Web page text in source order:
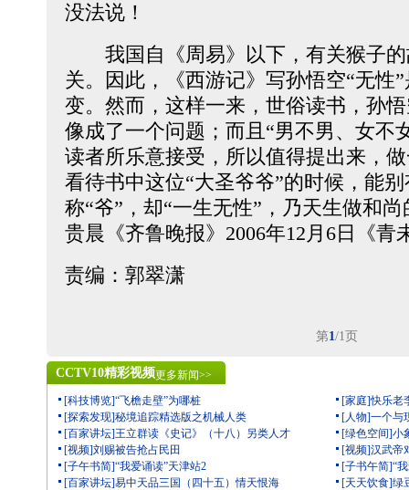
没法说！
我国自《周易》以下，有关猴子的
关。因此，《西游记》写孙悟空“无性
变。然而，这样一来，世俗读书，孙
像成了一个问题；而且“男不男、女不
读者所乐意接受，所以值得提出来，
看待书中这位“大圣爷爷”的时候，能
称“爷”，却“一生无性”，乃天生做和
贵晨《齐鲁晚报》2006年12月6日《青
责编：郭翠潇
第1/1页
CCTV10精彩视频更多新闻>>
[科技博览]“飞檐走壁”为哪桩
[家庭]快乐老
[探索发现]秘境追踪精选版之机械人类
[人物]一个
[百家讲坛]王立群读《史记》（十八）另类人才
[绿色空间]小
[视频]刘赐被告抢占民田
[视频]汉武帝
[子午书简]“我爱诵读”天津站2
[子书午简]“
[百家讲坛]易中天品三国（四十五）情天恨海
[天天饮食]绿